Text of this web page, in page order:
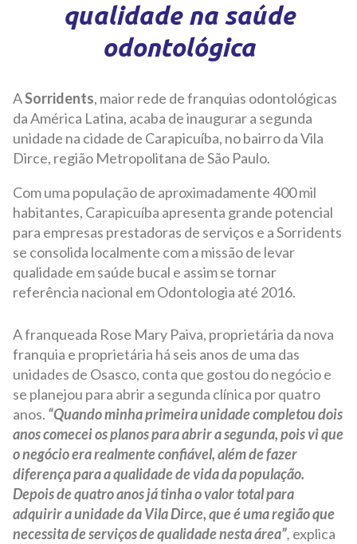
qualidade na saúde
odontológica
ASorridents, maior rede de franquias odontológicas
da América Latina, acaba de inaugurar a segunda
unidade na cidade de Carapicuíba, no bairro da Vila
Dirce, região Metropolitana de São Paulo.
Com uma população de aproximadamente 400 mil
habitantes, Carapicuíba apresenta grande potencial
para empresas prestadoras de serviços e a Sorridents
se consolida localmente com a missão de levar
qualidade em saúde bucal e assim se tornar
referência nacional em Odontologia até 2016.
A franqueada Rose Mary Paiva, proprietária da nova
franquia e proprietária há seis anos de uma das
unidades de Osasco, conta que gostou do negócio e
se planejou para abrir a segunda clínica por quatro
anos. “Quando minha primeira unidade completou dois
anos comecei os planos para abrir a segunda, pois vi que
o negócio era realmente confiável, além de fazer
diferença para a qualidade de vida da população.
Depois de quatro anos já tinha o valor total para
adquirir a unidade da Vila Dirce, que é uma região que
necessita de serviços de qualidade nesta área”, explica